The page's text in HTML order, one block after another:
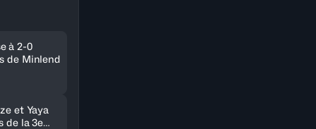
à 2-0
de Minlend
et Yaya
de la 3e